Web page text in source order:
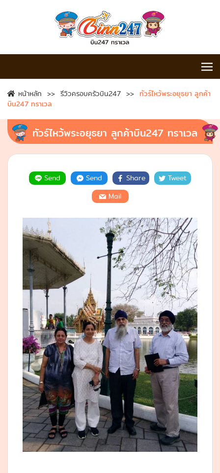
หน้าหลัก รีวิวครอบครัวบิน247
ทัวร์ไหว้พระอยุธยา ลูกค้า
บิน247 ทราเวล
ทัวร์ไหว้พระอยุธยา ลูกค้าบิน247 ทราเวล
Send Send Share
Tweet
Mail